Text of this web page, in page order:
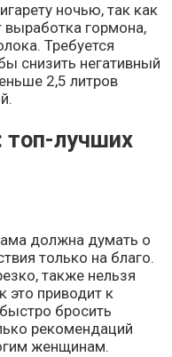
ночью, так как
выработка гормона,
Требуется
снизить негативный
2,5 литров
топ-лучших
должна думать о
только на благо.
также нельзя
это приводит к
бросить
рекомендаций
женщинам.